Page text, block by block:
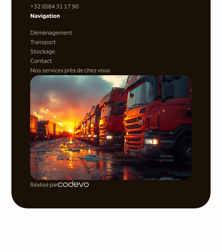
+32 (0)84 31 17 90
Navigation
Déménagement
Transport
Stockage
Contact
Nos services près de chez vous
Réalisé par